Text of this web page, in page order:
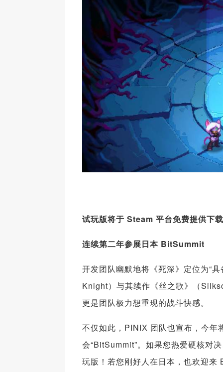
试玩版将于 Steam 平台免费提供下载
连续第二年参展日本BitSummit
开发团队幽默地将《死深》定位为“
Knight）与其续作《丝之歌》（
更是团队极力想重现的战斗快感。
不仅如此，PINIX 团队也宣布，今年
会“BitSummit”。如果您热爱硬核对
玩版！若您刚好人在日本，也欢迎